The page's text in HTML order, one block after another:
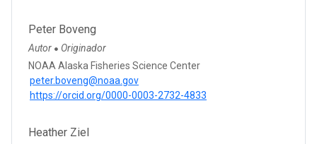
Peter Boveng
Autor ● Originador
NOAA Alaska Fisheries Science Center
peter.boveng@noaa.gov
https://orcid.org/0000-0003-2732-4833
Heather Ziel